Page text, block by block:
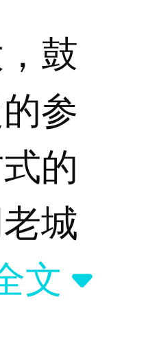
鼓
参
的
城
改
文 